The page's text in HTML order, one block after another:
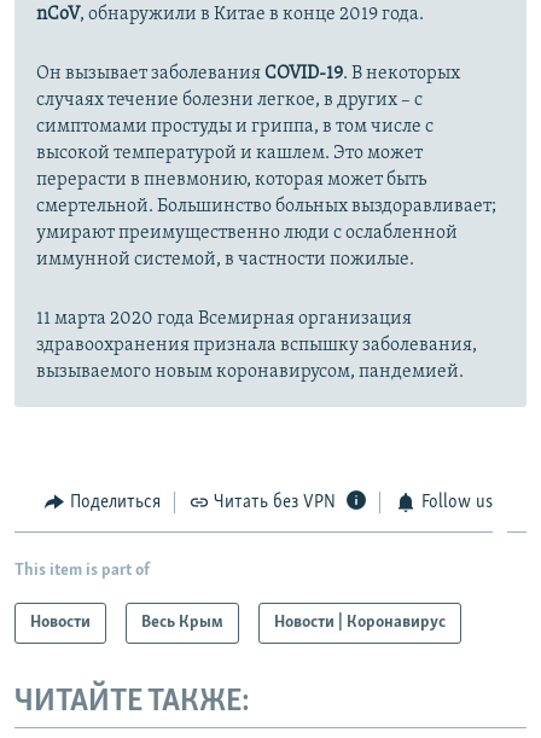
nCoV, обнаружили в Китае в конце 2019 года.
Он вызывает заболеванияCOVID-19. В некоторых
случаях течение болезни легкое, в других – с
симптомами простуды и гриппа, в том числе с
высокой температурой и кашлем. Это может
перерасти в пневмонию, которая может быть
смертельной. Большинство больных выздоравливает;
умирают преимущественно люди с ослабленной
иммунной системой, в частности пожилые.
11 марта 2020 года Всемирная организация
здравоохранения признала вспышку заболевания,
вызываемого новым коронавирусом, пандемией.
Поделиться Читать без VPN Follow us
This item is part of
Новости Весь Крым Новости | Коронавирус
ЧИТАЙТЕ ТАКЖЕ: